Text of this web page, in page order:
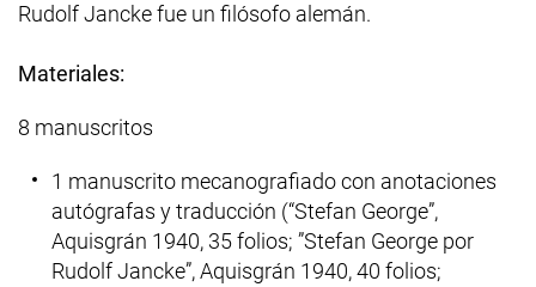
Rudolf Janckefue un filósofo alemán.
Materiales:
8 manuscritos
1 manuscrito mecanografiado con anotaciones
autógrafas y traducción (“Stefan George”,
Aquisgrán 1940, 35 folios; ”Stefan George por
Rudolf Jancke”, Aquisgrán 1940, 40 folios;